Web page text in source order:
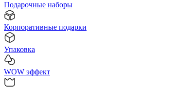
Подарочные наборы
Корпоративные подарки
Упаковка
WOW эффект